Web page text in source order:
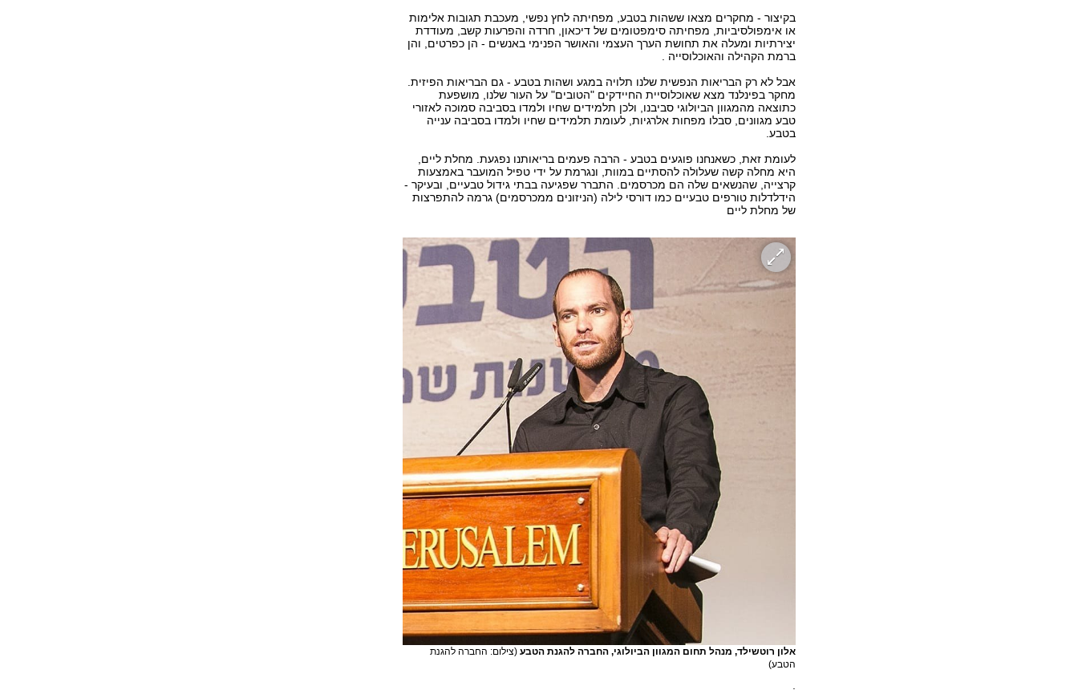
בקיצור - מחקרים מצאו ששהות בטבע, מפחיתה לחץ נפשי, מעכבת תגובות אלימות
או אימפולסיביות, מפחיתה סימפטומים של דיכאון, חרדה והפרעות קשב, מעודדת
יצירתיות ומעלה את תחושת הערך העצמי והאושר הפנימי באנשים - הן כפרטים, והן
ברמת הקהילה והאוכלוסייה .
אבל לא רק הבריאות הנפשית שלנו תלויה במגע ושהות בטבע - גם הבריאות הפיזית.
מחקר בפינלנד מצא שאוכלוסיית החיידקים "הטובים" על העור שלנו, מושפעת
כתוצאה מהמגוון הביולוגי סביבנו, ולכן תלמידים שחיו ולמדו בסביבה סמוכה לאזורי
טבע מגוונים, סבלו מפחות אלרגיות, לעומת תלמידים שחיו ולמדו בסביבה ענייה
בטבע.
לעומת זאת, כשאנחנו פוגעים בטבע - הרבה פעמים בריאותנו נפגעת. מחלת ליים,
היא מחלה קשה שעלולה להסתיים במוות, ונגרמת על ידי טפיל המועבר באמצעות
קרצייה, שהנשאים שלה הם מכרסמים. התברר שפגיעה בבתי גידול טבעיים, ובעיקר -
הידלדלות טורפים טבעיים כמו דורסי לילה (הניזונים ממכרסמים) גרמה להתפרצות
של מחלת ליים
אלון רוטשילד, מנהל תחום המגוון הביולוגי, החברה להגנת הטבע (צילום: החברה להגנת
הטבע)